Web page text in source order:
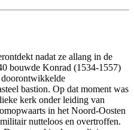
nadat ze allang in de
bouwde Konrad (1534-1557)
doorontwikkelde
bastion. Op dat moment was
kerk onder leiding van
in het Noord-Oosten
nutteloos en overtroffen.